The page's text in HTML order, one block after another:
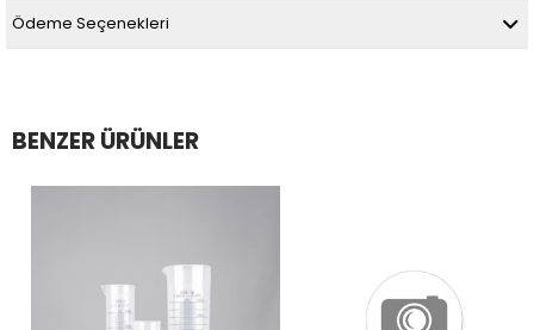
Ödeme Seçenekleri
BENZER ÜRÜNLER